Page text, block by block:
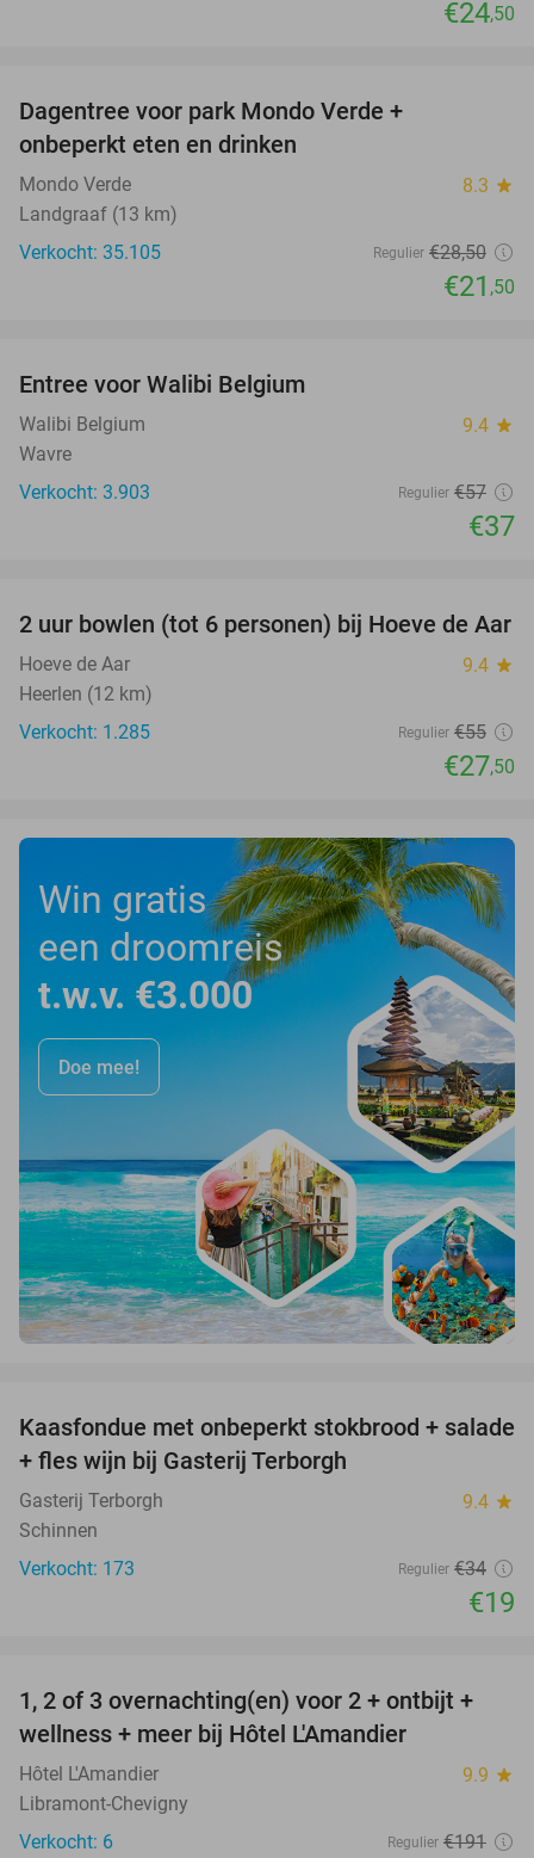
€24,50
Dagentree voor park Mondo Verde +
onbeperkt eten en drinken
Mondo Verde 8.3 star
Landgraaf (13 km)
Verkocht: 35.105
Regulier €28,50
€21 ,50
Entree voor Walibi Belgium
Walibi Belgium 9.4 star
Wavre
Verkocht: 3.903
Regulier €57
€37
50%
2 uur bowlen (tot 6 personen) bij Hoeve de Aar
Hoeve de Aar 9.4 star
Heerlen (12 km)
Verkocht: 1.285
Regulier €55
€27,50
Win gratis
een droomreis
t.w.v. €3.000
Doe mee!
44%
Kaasfondue met onbeperkt stokbrood + salade
+ fles wijn bij Gasterij Terborgh
Gasterij Terborgh 9.4 star
Schinnen
Verkocht: 173
Regulier €34
€19
32%
TODAY
1, 2 of 3 overnachting(en) voor 2 + ontbijt +
wellness + meer bij Hôtel L'Amandier
Hôtel L'Amandier 9.9 star
Libramont-Chevigny
Verkocht: 6
Regulier €191